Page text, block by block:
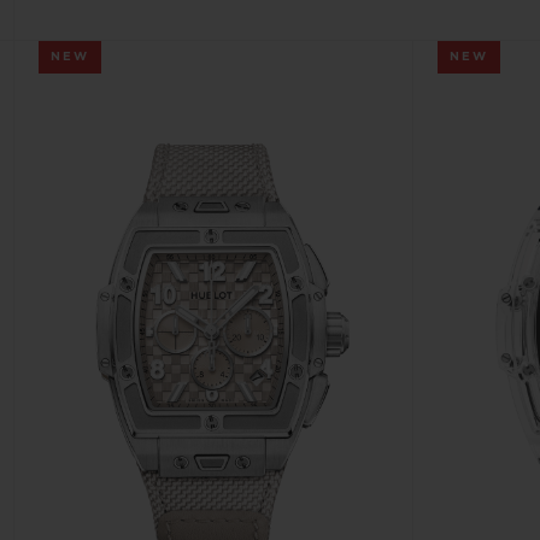
NEW NEW